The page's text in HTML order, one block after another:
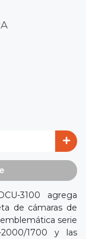
3100 agrega
de cámaras de
serie
1700 y las